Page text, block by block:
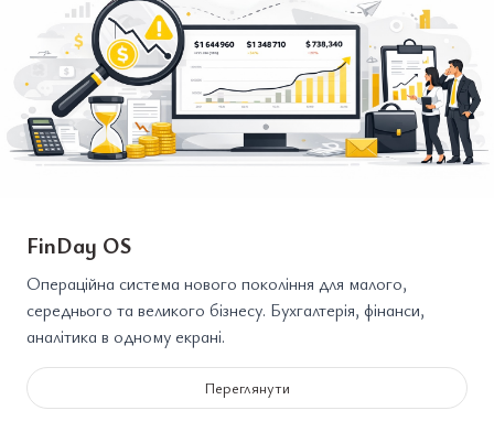
FinDay OS
Операційна система нового покоління для малого,
середнього та великого бізнесу. Бухгалтерія, фінанси,
аналітика в одному екрані.
Переглянути